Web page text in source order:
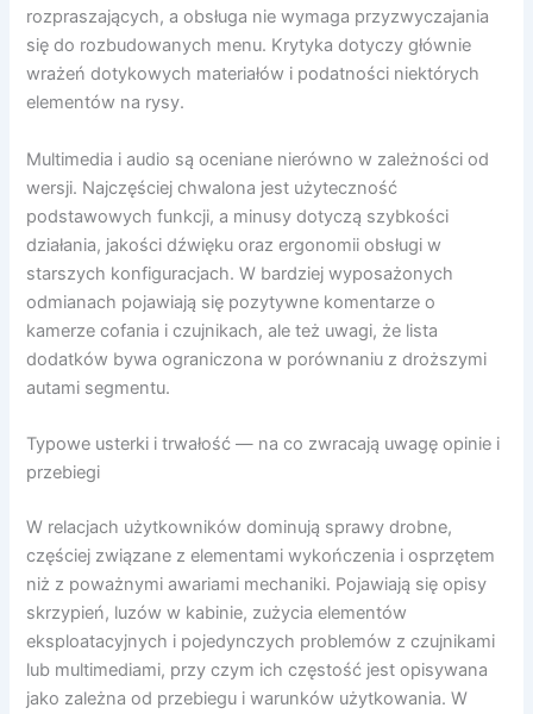
rozpraszających, a obsługa nie wymaga przyzwyczajania
się do rozbudowanych menu. Krytyka dotyczy głównie
wrażeń dotykowych materiałów i podatności niektórych
elementów na rysy.
Multimedia i audio są oceniane nierówno w zależności od
wersji. Najczęściej chwalona jest użyteczność
podstawowych funkcji, a minusy dotyczą szybkości
działania, jakości dźwięku oraz ergonomii obsługi w
starszych konfiguracjach. W bardziej wyposażonych
odmianach pojawiają się pozytywne komentarze o
kamerze cofania i czujnikach, ale też uwagi, że lista
dodatków bywa ograniczona w porównaniu z droższymi
autami segmentu.
Typowe usterki i trwałość — na co zwracają uwagę opinie i
przebiegi
W relacjach użytkowników dominują sprawy drobne,
częściej związane z elementami wykończenia i osprzętem
niż z poważnymi awariami mechaniki. Pojawiają się opisy
skrzypień, luzów w kabinie, zużycia elementów
eksploatacyjnych i pojedynczych problemów z czujnikami
lub multimediami, przy czym ich częstość jest opisywana
jako zależna od przebiegu i warunków użytkowania. W